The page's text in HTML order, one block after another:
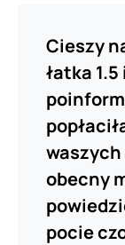
Cieszy
łatka
obecny
pocie